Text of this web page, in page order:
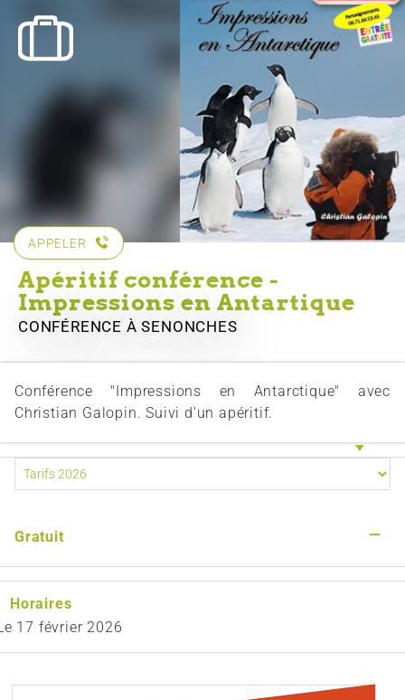
APPELER
Apéritif conférence -
Impressions en Antartique
CONFÉRENCE À SENONCHES
Conférence "Impressions en Antarctique" avec
Christian Galopin. Suivi d'un apéritif.
Gratuit —
Horaires
17 février 2026